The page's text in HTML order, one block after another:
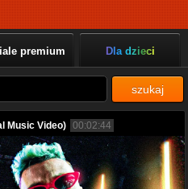
premium Dla dzieci
szukaj
Music Video) 00:02:44